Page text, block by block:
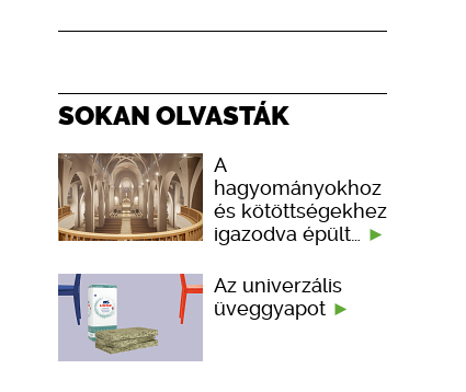
SOKAN OLVASTÁK
A
hagyományokhoz
és kötöttségekhez
igazodva épült…
Az univerzális
üveggyapot